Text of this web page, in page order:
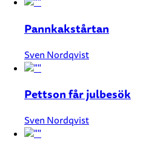
Pannkakstårtan
Sven Nordqvist
Pettson får julbesök
Sven Nordqvist